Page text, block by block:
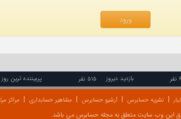
ورود
بازدید دیروز ۵۱۵ نفر پربیننده ترین روز
نشریه حسابرس آرشیو حسابرس مشاهیر حسابداری مراکز
این وب سایت متعلق به مجله حسابرس می باشد.